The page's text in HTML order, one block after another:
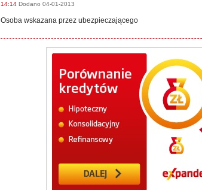
14:14 Dodano 04-01-2013
Osoba wskazana przez ubezpieczającego